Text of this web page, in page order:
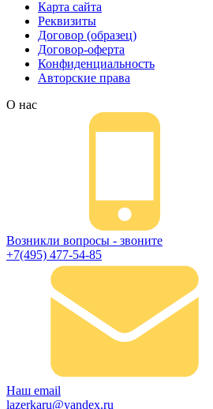
Карта сайта
Реквизиты
Договор (образец)
Договор-оферта
Конфиденциальность
Авторские права
О нас
Возникли вопросы - звоните
+7(495) 477-54-85
Наш email
lazerkaru@yandex.ru